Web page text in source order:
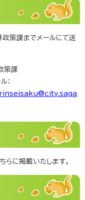
策課までメールにて送
策課
：
らに掲載いたします。